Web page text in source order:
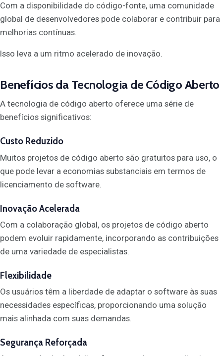
Com a disponibilidade do código-fonte, uma comunidade
global de desenvolvedores pode colaborar e contribuir para
melhorias contínuas.
Isso leva a um ritmo acelerado de inovação.
Benefícios da Tecnologia de Código Aberto
A tecnologia de código aberto oferece uma série de
benefícios significativos:
Custo Reduzido
Muitos projetos de código aberto são gratuitos para uso, o
que pode levar a economias substanciais em termos de
licenciamento de software.
Inovação Acelerada
Com a colaboração global, os projetos de código aberto
podem evoluir rapidamente, incorporando as contribuições
de uma variedade de especialistas.
Flexibilidade
Os usuários têm a liberdade de adaptar o software às suas
necessidades específicas, proporcionando uma solução
mais alinhada com suas demandas.
Segurança Reforçada